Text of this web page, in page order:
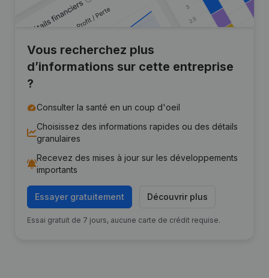
Vous recherchez plus
d’informations sur cette entreprise
?
Consulter la santé en un coup d'oeil
Choisissez des informations rapides ou des détails
granulaires
Recevez des mises à jour sur les développements
importants
Essayer gratuitement Découvrir plus
Essai gratuit de 7 jours, aucune carte de crédit requise.